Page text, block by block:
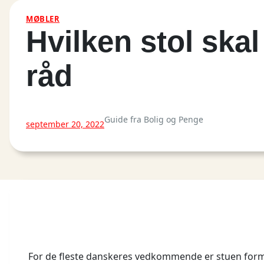
MØBLER
Hvilken stol
råd
september 20, 2022Guide fra Bolig og Penge
For de fleste danskeres vedkommende er stuen